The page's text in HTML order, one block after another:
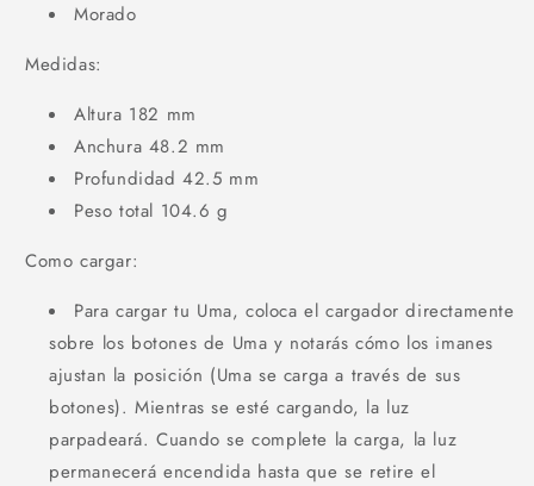
Morado
Medidas:
Altura 182 mm
Anchura 48.2 mm
Profundidad 42.5 mm
Peso total 104.6 g
Como cargar:
Para cargar tu Uma, coloca el cargador directamente
sobre los botones de Uma y notarás cómo los imanes
ajustan la posición (Uma se carga a través de sus
botones). Mientras se esté cargando, la luz
parpadeará. Cuando se complete la carga, la luz
permanecerá encendida hasta que se retire el